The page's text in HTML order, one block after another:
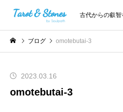
古代からの叡
ブログ omotebutai-3
2023.03.16
omotebutai-3